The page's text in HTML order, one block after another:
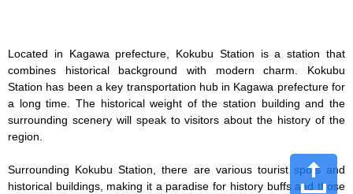
Located in Kagawa prefecture, Kokubu Station is a station that
combines historical background with modern charm. Kokubu
Station has been a key transportation hub in Kagawa prefecture for
a long time. The historical weight of the station building and the
surrounding scenery will speak to visitors about the history of the
region.
Surrounding Kokubu Station, there are various tourist spots and
historical buildings, making it a paradise for history buffs and those